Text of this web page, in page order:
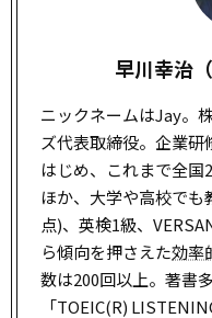
早川幸治
ニックネームはJay。
ズ代表取締役。企業
はじめ、これまで全
ほか、大学や高校でも
点)、英検1級、
ら傾向を押さえた効率
数は200回以上。著書
「TOEIC(R)